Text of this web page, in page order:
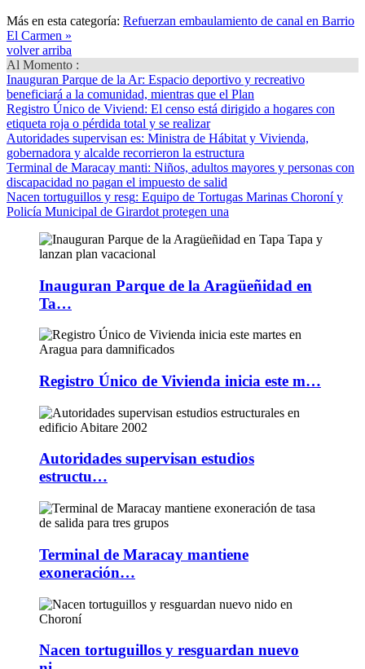
Más en esta categoría: Refuerzan embaulamiento de canal en Barrio
El Carmen »
volver arriba
Al Momento :
Inauguran Parque de la Ar: Espacio deportivo y recreativo
beneficiará a la comunidad, mientras que el Plan
Registro Único de Viviend: El censo está dirigido a hogares con
etiqueta roja o pérdida total y se realizar
Autoridades supervisan es: Ministra de Hábitat y Vivienda,
gobernadora y alcalde recorrieron la estructura
Terminal de Maracay manti: Niños, adultos mayores y personas con
discapacidad no pagan el impuesto de salid
Nacen tortuguillos y resg: Equipo de Tortugas Marinas Choroní y
Policía Municipal de Girardot protegen una
Inauguran Parque de la Aragüeñidad en
Ta…
Registro Único de Vivienda inicia este m…
Autoridades supervisan estudios
estructu…
Terminal de Maracay mantiene
exoneración…
Nacen tortuguillos y resguardan nuevo